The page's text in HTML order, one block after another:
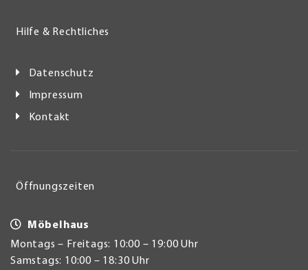
Hilfe & Rechtliches
Datenschutz
Impressum
Kontakt
Öffnungszeiten
Möbelhaus
Montags – Freitags: 10:00 – 19:00 Uhr
Samstags: 10:00 – 18:30 Uhr